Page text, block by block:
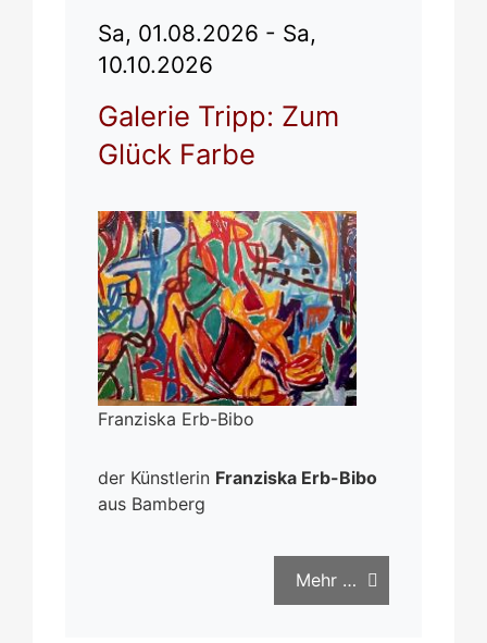
Sa, 01.08.2026 - Sa,
10.10.2026
Galerie Tripp: Zum
Glück Farbe
Franziska Erb-Bibo
der Künstlerin Franziska Erb-Bibo
aus Bamberg
Mehr …